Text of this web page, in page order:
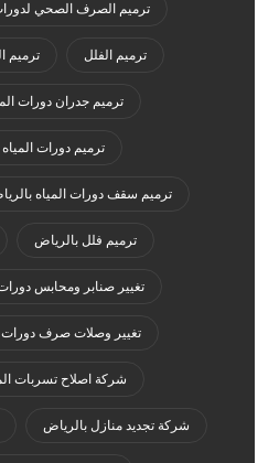
ترميم الصرف الصحي
ترميم الفلل ترميم
ترميم جدران دورات
ترميم دورات
ترميم سقف دورات المياه
ترميم فلل بالرياض
تغيير صنابر ومحابس
تغيير وصلات صرف دورات
شركة اصلاح تسربات
شركة تجديد منازل بالرياض